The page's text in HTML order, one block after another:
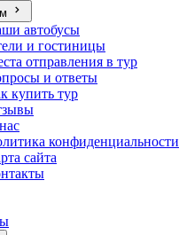
автобусы
и гостиницы
отправления в тур
и ответы
купить тур
конфиденциальности
сайта